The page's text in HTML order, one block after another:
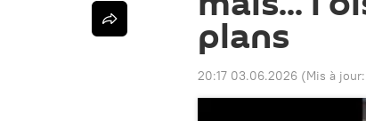
plans
20:17 03.06.2026 (Mis à jour: